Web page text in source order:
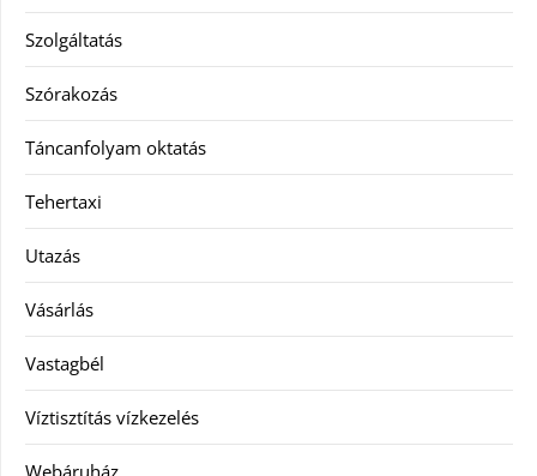
Szolgáltatás
Szórakozás
Táncanfolyam oktatás
Tehertaxi
Utazás
Vásárlás
Vastagbél
Víztisztítás vízkezelés
Webáruház